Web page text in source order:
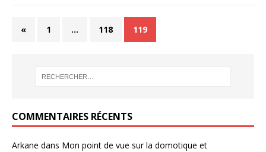
« 1 … 118 119
COMMENTAIRES RÉCENTS
Arkane dans Mon point de vue sur la domotique et